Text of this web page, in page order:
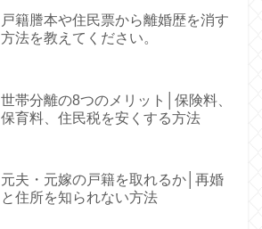
戸籍謄本や住民票から離婚歴を消す
方法を教えてください。
世帯分離の8つのメリット│保険料、
保育料、住民税を安くする方法
元夫・元嫁の戸籍を取れるか│再婚
と住所を知られない方法